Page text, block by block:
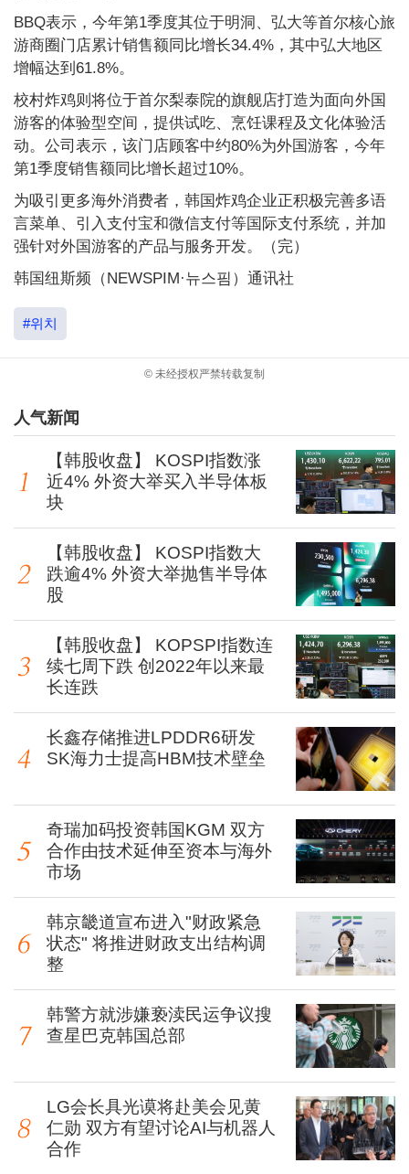
BBQ表示，今年第1季度其位于明洞、弘大等首尔核心旅
游商圈门店累计销售额同比增长34.4%，其中弘大地区
增幅达到61.8%。
校村炸鸡则将位于首尔梨泰院的旗舰店打造为面向外国
游客的体验型空间，提供试吃、烹饪课程及文化体验活
动。公司表示，该门店顾客中约80%为外国游客，今年
第1季度销售额同比增长超过10%。
为吸引更多海外消费者，韩国炸鸡企业正积极完善多语
言菜单、引入支付宝和微信支付等国际支付系统，并加
强针对外国游客的产品与服务开发。（完）
韩国纽斯频（NEWSPIM·뉴스핌）通讯社
#위치
© 未经授权严禁转载复制
人气新闻
【韩股收盘】 KOSPI指数涨
近4% 外资大举买入半导体板
块
【韩股收盘】 KOSPI指数大
跌逾4% 外资大举抛售半导体
股
【韩股收盘】 KOPSPI指数连
续七周下跌 创2022年以来最
长连跌
长鑫存储推进LPDDR6研发
SK海力士提高HBM技术壁垒
奇瑞加码投资韩国KGM 双方
合作由技术延伸至资本与海外
市场
韩京畿道宣布进入"财政紧急
状态" 将推进财政支出结构调
整
韩警方就涉嫌亵渎民运争议搜
查星巴克韩国总部
LG会长具光谟将赴美会见黄
仁勋 双方有望讨论AI与机器人
合作